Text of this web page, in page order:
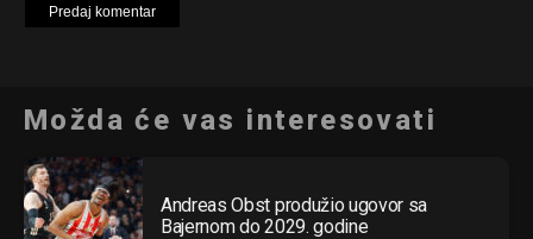
Možda će vas interesovati
Andreas Obst produžio ugovor sa
Bajernom do 2029. godine